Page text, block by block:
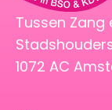
Tussen Zang
1072 AC